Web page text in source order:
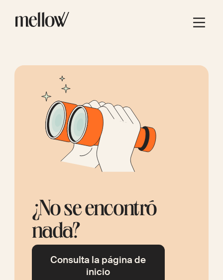
¿No se encontró
nada?
Consulta la página de
inicio